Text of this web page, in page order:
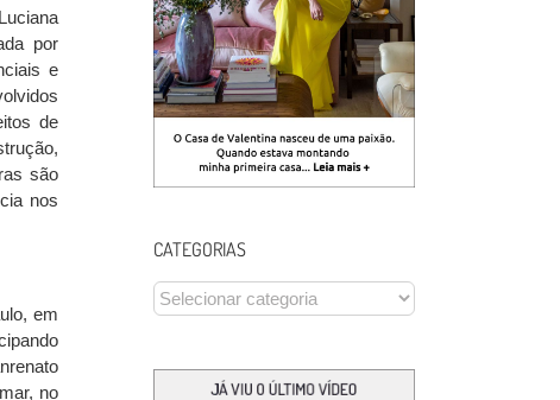
por
e
de
são
nos
em
no
CATEGORIAS
CATEGORIAS